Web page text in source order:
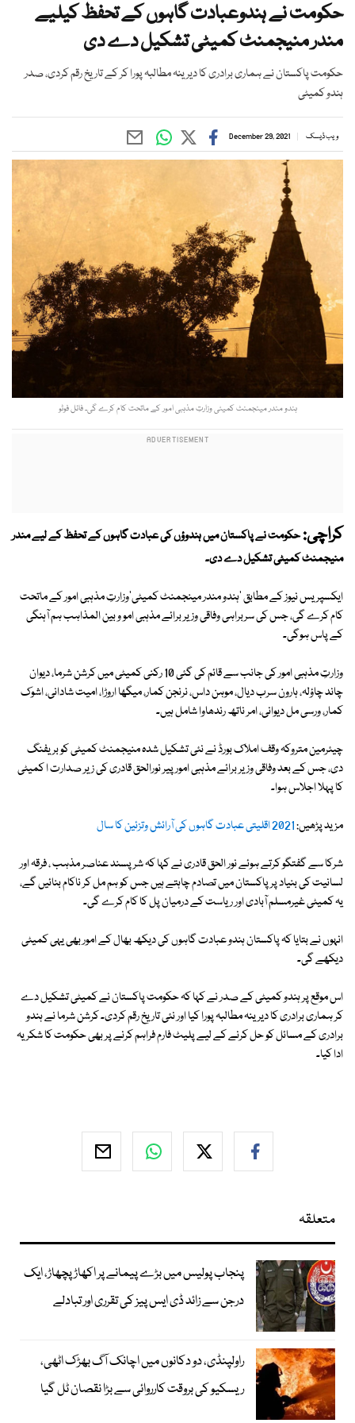
حکومت نے ہندوعبادت گاہوں کے تحفظ کیلیے
مندر منیجمنٹ کمیٹی تشکیل دے دی
حکومت پاکستان نے ہماری برادری کا دیرینہ مطالبہ پورا کر کے تاریخ رقم کردی، صدر
ہندو کمیٹی
ویب ڈیسک December 29, 2021
ہندو مندر مینجمنٹ کمیٹی وزارتِ مذہبی امور کے ماتحت کام کرے گی۔ فائل فوٹو
کراچی:حکومت نے پاکستان میں ہندوؤں کی عبادت گاہوں کے تحفظ کے لیے مندر
منیجمنٹ کمیٹی تشکیل دے دی۔
ایکسپریس نیوز کے مطابق 'ہندو مندر مینجمنٹ کمیٹی'وزارتِ مذہبی امور کے ماتحت
کام کرے گی، جس کی سربراہی وفاقی وزیر برائے مذہبی امو و بین المذاہب ہم آہنگی
کے پاس ہوگی۔
وزارتِ مذہبی امور کی جانب سے قائم کی گئی 10 رکنی کمیٹی میں کرشن شرما، دیوان
چاند چاؤلہ، ہارون سرب دیال، موہن داس، نرنجن کمار، میگھا اروڑا، امیت شادانی، اشوک
کمار، ورسی مل دیوانی، امر ناتھ رندھاوا شامل ہیں۔
چیئرمین متروکہ وقف املاک بورڈ نے نئی تشکیل شدہ منیجمنٹ کمیٹی کو بریفنگ
دی، جس کے بعد وفاقی وزیر برائے مذہبی امور پیر نورالحق قادری کی زیر صدارت ا کمیٹی
کا پہلا اجلاس ہوا۔
مزید پڑھیں:2021 اقلیتی عبادت گاہوں کی آرائش وتزئین کا سال
شرکا سے گفتگو کرتے ہوئے نور الحق قادری نے کہا کہ شر پسند عناصر مذہب ، فرقہ اور
لسانیت کی بنیاد پر پاکستان میں تصادم چاہتے ہیں جس کو ہم مل کر ناکام بنائیں گے،
یہ کمیٹی غیرمسلم آبادی اور ریاست کے درمیان پل کا کام کرے گی۔
انہوں نے بتایا کہ پاکستان ہندو عبادت گاہوں کی دیکھ بھال کے امور بھی یہی کمیٹی
دیکھے گی۔
اس موقع پر ہندو کمیٹی کے صدر نے کہا کہ حکومت پاکستان نے کمیٹی تشکیل دے
کر ہماری برادری کا دیرینہ مطالبہ پورا کیا اور نئی تاریخ رقم کردی۔ کرشن شرما نے ہندو
برادری کے مسائل کو حل کرنے کے لیے پلیٹ فارم فراہم کرنے پر بھی حکومت کا شکریہ
ادا کیا۔
متعلقہ
پنجاب پولیس میں بڑے پیمانے پر اکھاڑ پچھاڑ، ایک
درجن سے زائد ڈی ایس پیز کی تقرری اور تبادلے
راولپنڈی، دو دکانوں میں اچانک آگ بھڑک اٹھی،
ریسکیو کی بروقت کارروائی سے بڑا نقصان ٹل گیا